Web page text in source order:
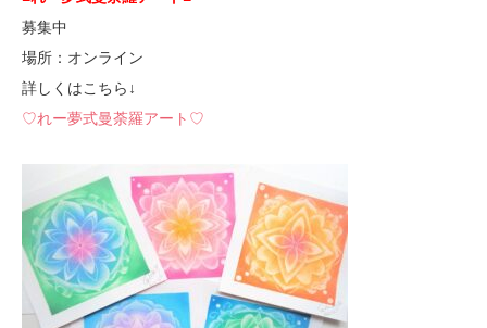
募集中
場所：オンライン
詳しくはこちら↓
♡れー夢式曼荼羅アート♡